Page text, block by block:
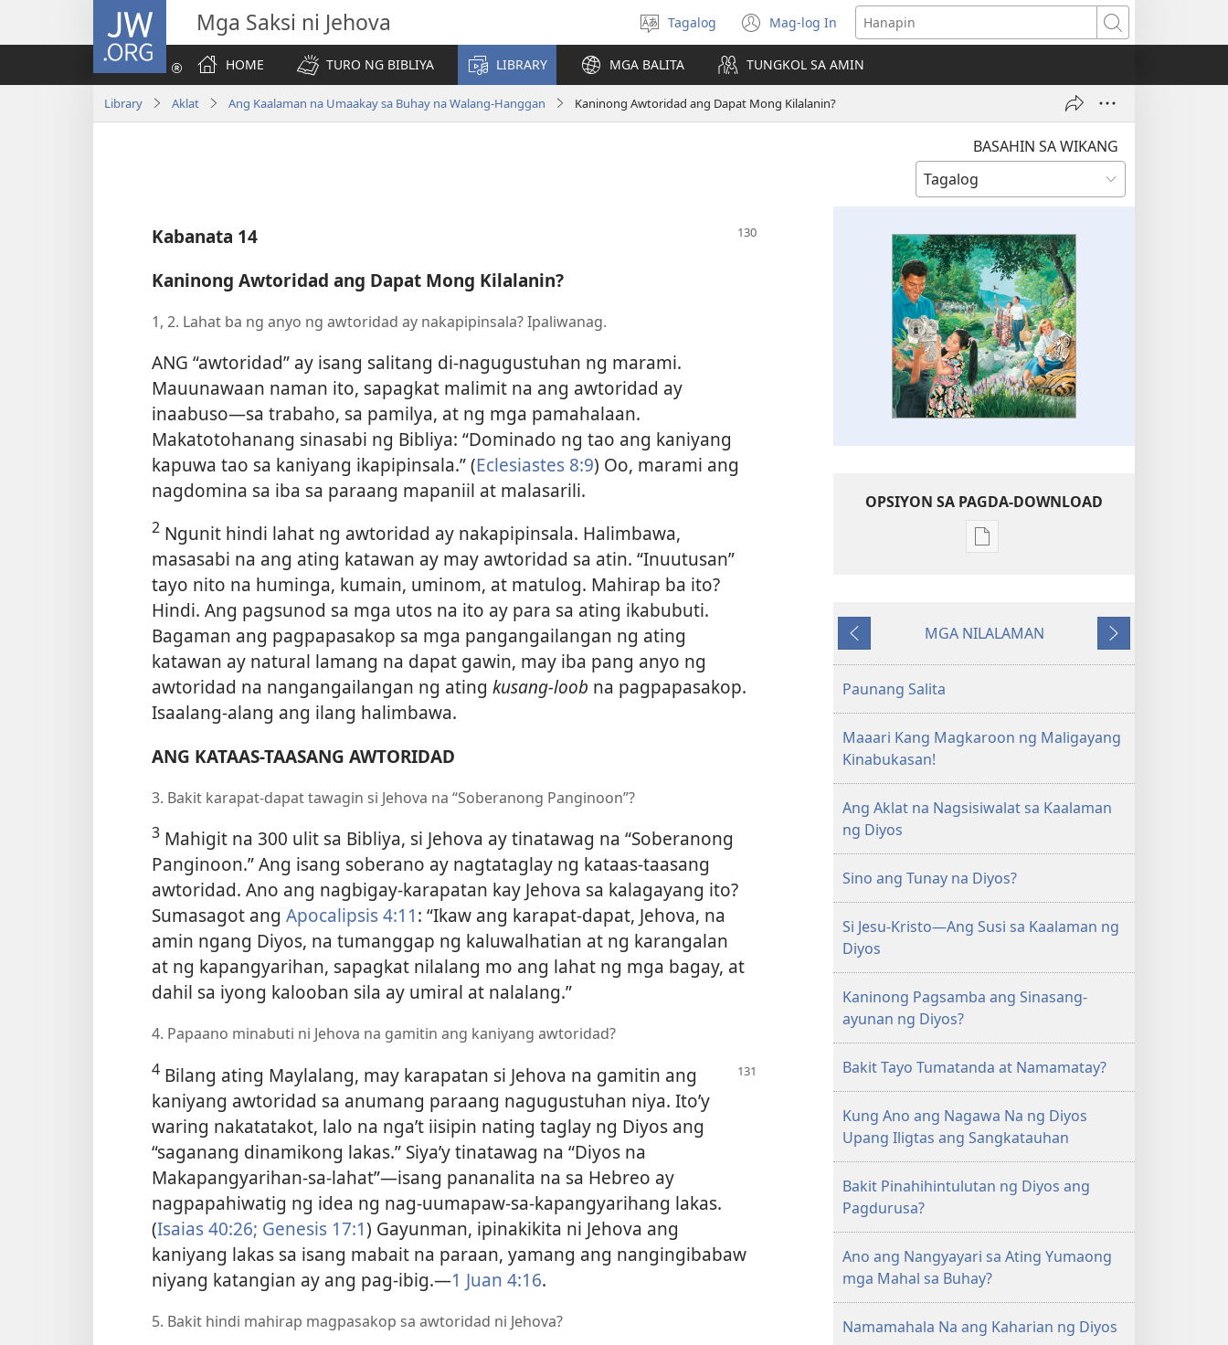
JW.ORG Mga Saksi ni Jehova
Pumili
ng
wika
Tagalog Mag-log In
(may
bubukas
na
bagong
window)
Hanapin
HOME
TURO NG BIBLIYA LIBRARY MGA BALITA TUNGKOL SA AMIN
Library Aklat Ang Kaalaman na Umaakay sa Buhay na Walang-Hanggan Kaninong Awtoridad ang Dapat Mong Kilalanin?
BASAHIN SA WIKANG
Kabanata 14
Kaninong Awtoridad ang Dapat Mong Kilalanin?
1, 2. Lahat ba ng anyo ng awtoridad ay nakapipinsala? Ipaliwanag.
ANG “awtoridad” ay isang salitang di-nagugustuhan ng marami.
Mauunawaan naman ito, sapagkat malimit na ang awtoridad ay
inaabuso​—sa trabaho, sa pamilya, at ng mga pamahalaan.
Makatotohanang sinasabi ng Bibliya: “Dominado ng tao ang kaniyang
kapuwa tao sa kaniyang ikapipinsala.” (Eclesiastes 8:9) Oo, marami ang
nagdomina sa iba sa paraang mapaniil at malasarili.
2 Ngunit hindi lahat ng awtoridad ay nakapipinsala. Halimbawa,
masasabi na ang ating katawan ay may awtoridad sa atin. “Inuutusan”
tayo nito na huminga, kumain, uminom, at matulog. Mahirap ba ito?
Hindi. Ang pagsunod sa mga utos na ito ay para sa ating ikabubuti.
Bagaman ang pagpapasakop sa mga pangangailangan ng ating
katawan ay natural lamang na dapat gawin, may iba pang anyo ng
awtoridad na nangangailangan ng ating kusang-loob na pagpapasakop.
Isaalang-alang ang ilang halimbawa.
ANG KATAAS-TAASANG AWTORIDAD
3. Bakit karapat-dapat tawagin si Jehova na “Soberanong Panginoon”?
3 Mahigit na 300 ulit sa Bibliya, si Jehova ay tinatawag na “Soberanong
Panginoon.” Ang isang soberano ay nagtataglay ng kataas-taasang
awtoridad. Ano ang nagbigay-karapatan kay Jehova sa kalagayang ito?
Sumasagot ang Apocalipsis 4:11: “Ikaw ang karapat-dapat, Jehova, na
amin ngang Diyos, na tumanggap ng kaluwalhatian at ng karangalan
at ng kapangyarihan, sapagkat nilalang mo ang lahat ng mga bagay, at
dahil sa iyong kalooban sila ay umiral at nalalang.”
4. Papaano minabuti ni Jehova na gamitin ang kaniyang awtoridad?
4 Bilang ating Maylalang, may karapatan si Jehova na gamitin ang
kaniyang awtoridad sa anumang paraang nagugustuhan niya. Ito’y
waring nakatatakot, lalo na nga’t iisipin nating taglay ng Diyos ang
“saganang dinamikong lakas.” Siya’y tinatawag na “Diyos na
Makapangyarihan-sa-lahat”​—isang pananalita na sa Hebreo ay
nagpapahiwatig ng idea ng nag-uumapaw-sa-kapangyarihang lakas.
(Isaias 40:26; Genesis 17:1) Gayunman, ipinakikita ni Jehova ang
kaniyang lakas sa isang mabait na paraan, yamang ang nangingibabaw
niyang katangian ay ang pag-ibig.​—1 Juan 4:16.
5. Bakit hindi mahirap magpasakop sa awtoridad ni Jehova?
OPSIYON SA PAGDA-DOWNLOAD
Opsiyon
ng
Umaakay
Buhay
na
Hanggan
Nauna
MGA NILALAMAN
Susunod
Paunang Salita
Maaari Kang Magkaroon ng Maligayang
Kinabukasan!
Ang Aklat na Nagsisiwalat sa Kaalaman
ng Diyos
Sino ang Tunay na Diyos?
Si Jesu-Kristo—Ang Susi sa Kaalaman ng
Diyos
Kaninong Pagsamba ang Sinasang-
ayunan ng Diyos?
Bakit Tayo Tumatanda at Namamatay?
Kung Ano ang Nagawa Na ng Diyos
Upang Iligtas ang Sangkatauhan
Bakit Pinahihintulutan ng Diyos ang
Pagdurusa?
Ano ang Nangyayari sa Ating Yumaong
mga Mahal sa Buhay?
Namamahala Na ang Kaharian ng Diyos